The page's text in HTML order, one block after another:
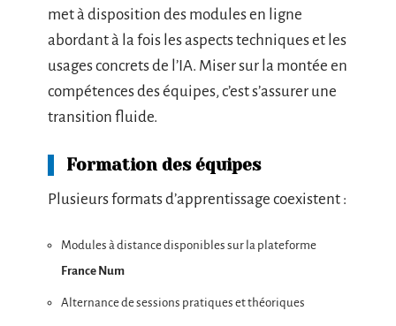
met à disposition des modules en ligne
abordant à la fois les aspects techniques et les
usages concrets de l’IA. Miser sur la montée en
compétences des équipes, c’est s’assurer une
transition fluide.
Formation des équipes
Plusieurs formats d’apprentissage coexistent :
Modules à distance disponibles sur la plateforme
France Num
Alternance de sessions pratiques et théoriques